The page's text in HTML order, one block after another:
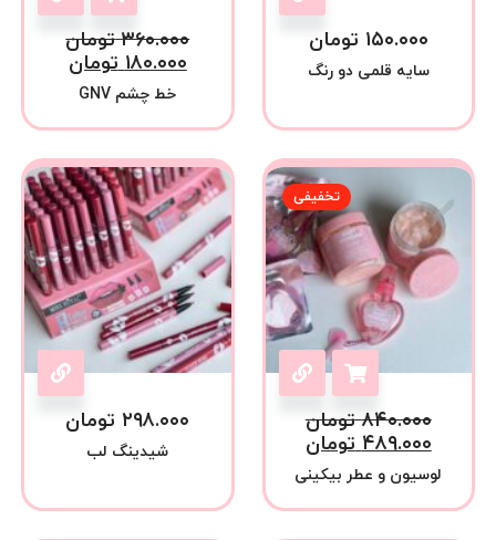
۱۵۰.۰۰۰ تومان
سایه قلمی دو رنگ
۳۶۰.۰۰۰ تومان
۱۸۰.۰۰۰ تومان
خط چشم GNV
تخفیفی
۸۴۰.۰۰۰ تومان
۴۸۹.۰۰۰ تومان
لوسیون و عطر بیکینی
۲۹۸.۰۰۰ تومان
شیدینگ لب